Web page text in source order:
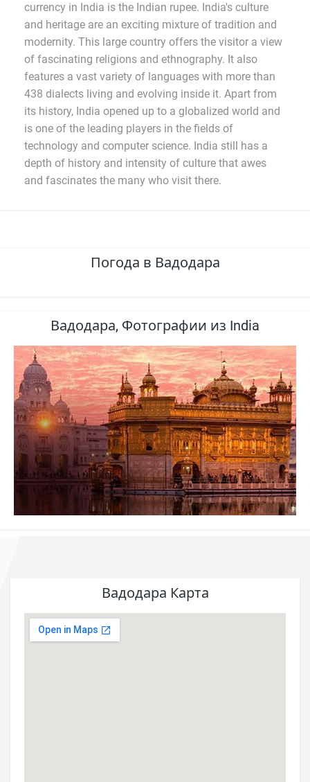
currency in India is the Indian rupee. India's culture
and heritage are an exciting mixture of tradition and
modernity. This large country offers the visitor a view
of fascinating religions and ethnography. It also
features a vast variety of languages with more than
438 dialects living and evolving inside it. Apart from
its history, India opened up to a globalized world and
is one of the leading players in the fields of
technology and computer science. India still has a
depth of history and intensity of culture that awes
and fascinates the many who visit there.
Погода в Вадодара
Вадодара, Фотографии из India
Вадодара Карта